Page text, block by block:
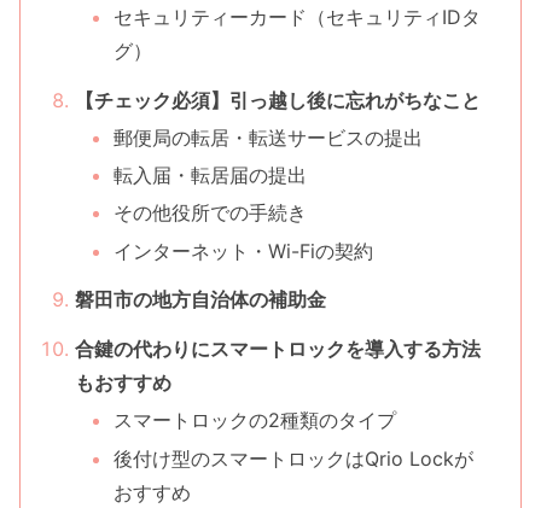
セキュリティーカード（セキュリティIDタ
グ）
【チェック必須】引っ越し後に忘れがちなこと
郵便局の転居・転送サービスの提出
転入届・転居届の提出
その他役所での手続き
インターネット・Wi-Fiの契約
磐田市の地方自治体の補助金
合鍵の代わりにスマートロックを導入する方法
もおすすめ
スマートロックの2種類のタイプ
後付け型のスマートロックはQrio Lockが
おすすめ